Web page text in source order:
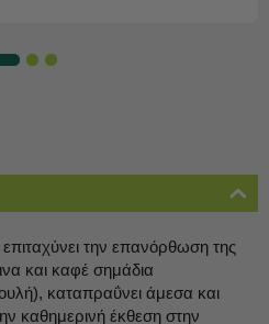
την επανόρθωση της
και καφέ σημάδια
καταπραΰνει άμεσα και
καθημερινή έκθεση στην